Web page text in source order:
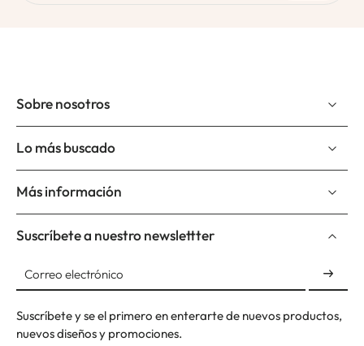
Sobre nosotros
Lo más buscado
Más información
Suscríbete a nuestro newslettter
Correo electrónico
Suscríbete y se el primero en enterarte de nuevos productos,
nuevos diseños y promociones.